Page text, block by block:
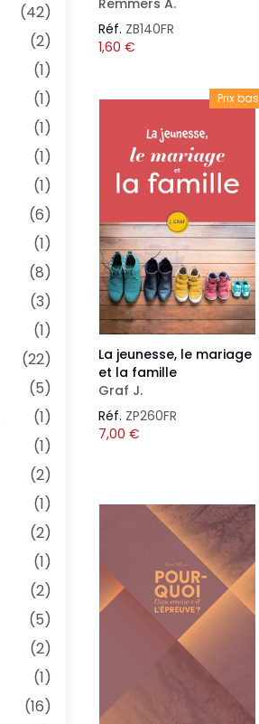
(42)
(2)
(1)
(1)
(1)
(1)
(1)
(6)
(1)
(8)
(3)
(1)
(22)
(5)
(1)
(1)
(2)
(1)
(2)
(1)
(2)
(5)
(2)
(1)
(16)
Remmers A.
Réf. ZB140FR
1,60 €
Prix bas
La jeunesse, le mariage
et la famille
Graf J.
Réf. ZP260FR
7,00 €